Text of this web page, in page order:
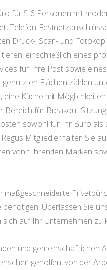
für 5-6 Personen mit
Telefon-
Druck-, Scan- und
einschließlich eines
für Ihre Post sowie
Flächen zählen
Küche mit
Bereich für Breakout-
sowohl für Ihr Büro als
Mitglied erhalten Sie
von führenden Marken
Überlassen Sie
auf Ihr Unternehmen zu
und gemeinschaftlichen
geholfen, von der